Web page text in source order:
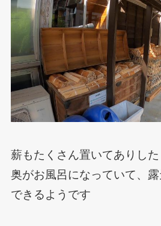
薪もたくさん置いてありした
奥がお風呂になっていて、
できるようです